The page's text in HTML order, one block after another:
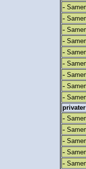
-
-
-
-
-
-
-
-
-
-
-
-
-
-